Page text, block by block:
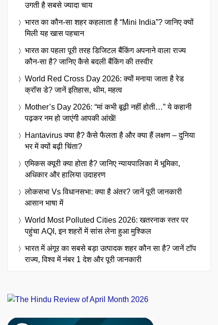
उगती है सबसे ज्यादा चाय
भारत का कौन-सा शहर कहलाता है “Mini India”? जानिए क्यों
मिली यह खास पहचान
भारत का पहला पूरी तरह डिजिटल बैंकिंग अपनाने वाला राज्य
कौन-सा है? जानिए कैसे बदली बैंकिंग की तस्वीर
World Red Cross Day 2026: क्यों मनाया जाता है रेड
क्रॉस डे? जानें इतिहास, थीम, महत्व
Mother’s Day 2026: “मां कभी बूढ़ी नहीं होती…” ये कहानी
पढ़कर नम हो जाएंगी आपकी आंखें!
Hantavirus क्या है? कैसे फैलता है और क्या हैं लक्षण – दुनिया
भर में क्यों बढ़ी चिंता?
एमिकस क्यूरी क्या होता है? जानिए न्यायपालिका में भूमिका,
अधिकार और हालिया उदाहरण
लोकसभा Vs विधानसभा: क्या है अंतर? जानें पूरी जानकारी
आसान भाषा में
World Most Polluted Cities 2026: खतरनाक स्तर पर
पहुंचा AQI, इन शहरों में सांस लेना हुआ मुश्किल
भारत में अंगूर का सबसे बड़ा उत्पादक शहर कौन सा है? जानें टॉप
राज्य, विश्व में नंबर 1 देश और पूरी जानकारी